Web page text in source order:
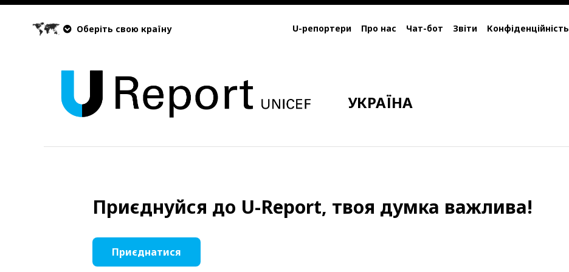
Оберіть свою країну U-репортери Про нас Чат-бот Звіти Конфіденційність
УКРАЇНА
Приєднуйся до U-Report, твоя думка важлива!
Приєднатися